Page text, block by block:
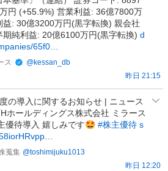
円 (+55.9%) 営業利益: 36億7800万
益: 30億3200万円(黒字転換) 親会社
期純利益: 20億6100万円(黒字転換) d
65f0…
ス @kessan_db
昨日 21:15
の導入に関するお知らせ | ニュース
ホールディングス株式会社 ミラース
優待導入 嬉しみです🤩 #株主優待 s
蒐集 @toshimijuku1013
昨日 12:20